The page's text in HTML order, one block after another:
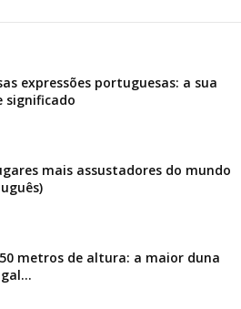
expressões portuguesas: a sua
significado
mais assustadores do mundo
metros de altura: a maior duna